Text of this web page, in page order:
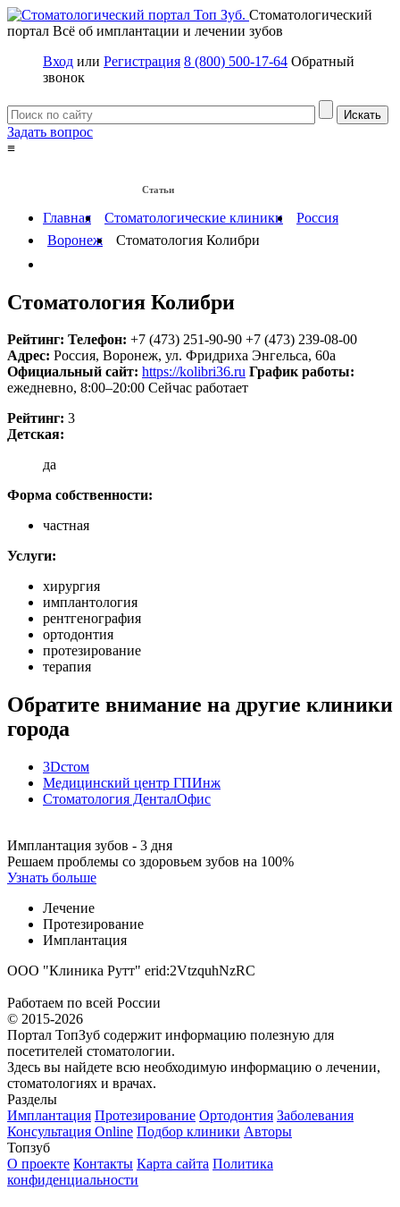
Стоматологический
портал Всё об имплантации и лечении зубов
Вход или Регистрация 8 (800) 500-17-64 Обратный
звонок
Задать вопрос
≡
Статьи
Главная Стоматологические клиники
Россия
Воронеж
Стоматология Колибри
Стоматология Колибри
Рейтинг: Телефон: +7 (473) 251-90-90 +7 (473) 239-08-00
Адрес: Россия, Воронеж, ул. Фридриха Энгельса, 60а
Официальный сайт: https://kolibri36.ru График работы:
ежедневно, 8:00–20:00 Сейчас работает
Рейтинг: 3
Детская:
да
Форма собственности:
частная
Услуги:
хирургия
имплантология
рентгенография
ортодонтия
протезирование
терапия
Обратите внимание на другие клиники
города
3Dстом
Медицинский центр ГПИнж
Стоматология ДенталОфис
Имплантация зубов - 3 дня
Решаем проблемы со здоровьем зубов на 100%
Узнать больше
Лечение
Протезирование
Имплантация
ООО "Клиника Рутт" erid:2VtzquhNzRC
Работаем по всей России
© 2015-2026
Портал ТопЗуб содержит информацию полезную для
посетителей стоматологии.
Здесь вы найдете всю необходимую информацию о лечении,
стоматологиях и врачах.
Разделы
Имплантация Протезирование Ортодонтия Заболевания
Консультация Online Подбор клиники Авторы
Топзуб
О проекте Контакты Карта сайта Политика
конфиденциальности